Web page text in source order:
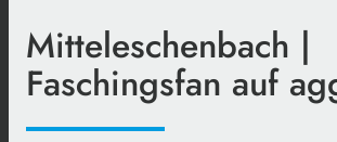
Mitteleschenbach |
Faschingsfan auf